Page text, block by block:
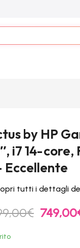
by HP
i7 14-
Eccellente
tutti i dettagli
€ Il
prezzo
749,00